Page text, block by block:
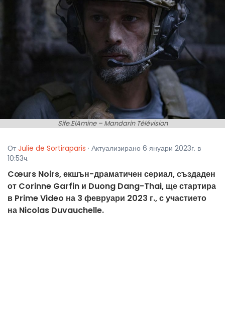
Sife.ElAmine – Mandarin Télévision
От Julie de Sortiraparis · Актуализирано 6 януари 2023г. в
10:53ч.
Cœurs Noirs, екшън-драматичен сериал, създаден
от Corinne Garfin и Duong Dang-Thai, ще стартира
в Prime Video на 3 февруари 2023 г., с участието
на Nicolas Duvauchelle.